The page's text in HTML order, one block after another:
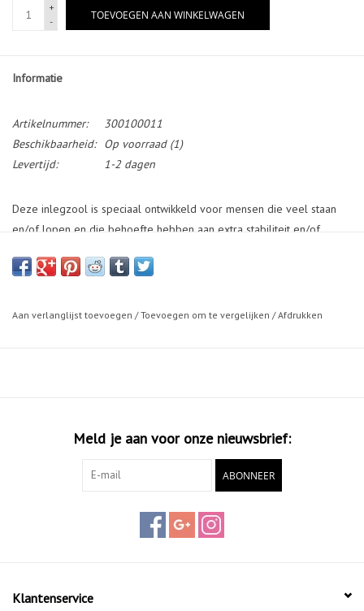
+
-
TOEVOEGEN AAN WINKELWAGEN
Informatie
Artikelnummer:
300100011
Beschikbaarheid:
Op voorraad(1)
Levertijd:
1-2 dagen
Deze inlegzool is speciaal ontwikkeld voor mensen die veel staan
en/of lopen en die behoefte hebben aan extra stabiliteit en/of
midden- en voorvoet optimaal. Het basismateriaal zorgt samen met
garant voor extra loopcomfort! Geschikt voor alle voetsoorten ook
Aan verlanglijst toevoegen /Toevoegen om te vergelijken /Afdrukken
Meld je aan voor onze nieuwsbrief:
ABONNEER
Klantenservice